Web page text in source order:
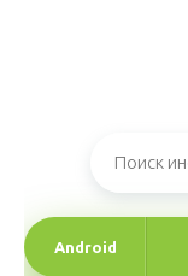
Android